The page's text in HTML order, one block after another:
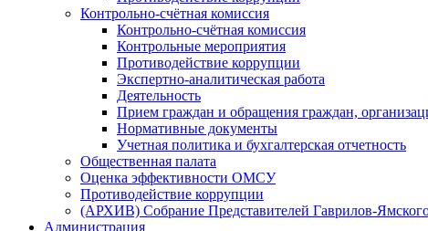
Контрольно-счётная комиссия
Контрольно-счётная комиссия
Контрольные мероприятия
Противодействие коррупции
Экспертно-аналитическая работа
Деятельность
Прием граждан и обращения граждан,
Нормативные документы
Учетная политика и бухгалтерская отчетность
Общественная палата
Оценка эффективности ОМСУ
Противодействие коррупции
(АРХИВ) Собрание Представителей Гаврилов-
Администрация